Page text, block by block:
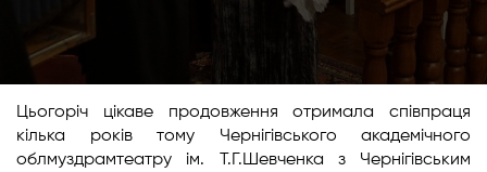
Цьогоріч цікаве продовження отримала співпраця
кілька років тому Чернігівського академічного
облмуздрамтеатру ім. Т.Г.Шевченка з Чернігівським